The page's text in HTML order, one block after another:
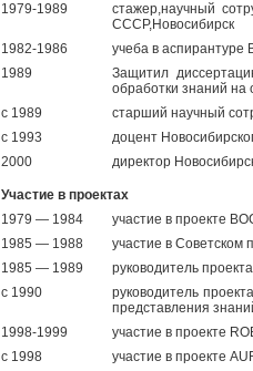
1979-1989
стажер,научный
СССР,Новосибирск
1982-1986
учеба в аспирантуре
1989
Защитил
обработки знаний на
c 1989
старший научный
c 1993
доцент
2000
директор
Участие в проектах
1979 — 1984
участие в проекте
1985 — 1988
участие в Советском
1985 — 1989
руководитель
c 1990
руководитель
представления
1998-1999
участие в проекте
c 1998
участие в проекте